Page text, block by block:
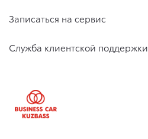
Записаться на сервис
Служба клиентской поддержки